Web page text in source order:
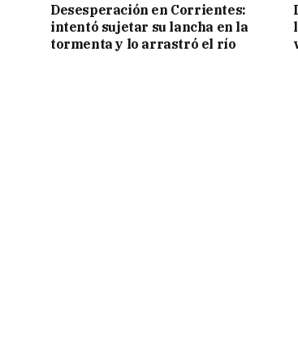
Desesperación en Corrientes:
intentó sujetar su lancha en la
tormenta y lo arrastró el río